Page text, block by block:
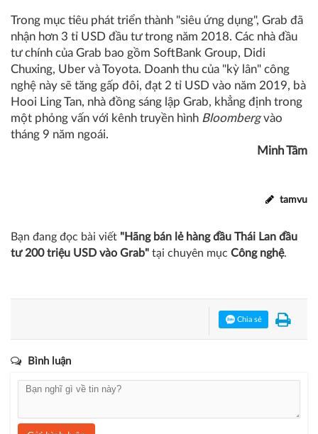
Trong mục tiêu phát triển thành "siêu ứng dụng", Grab đã
nhận hơn 3 tỉ USD đầu tư trong năm 2018. Các nhà đầu
tư chính của Grab bao gồm SoftBank Group, Didi
Chuxing, Uber và Toyota. Doanh thu của "kỳ lân" công
nghệ này sẽ tăng gấp đôi, đạt 2 tỉ USD vào năm 2019, bà
Hooi Ling Tan, nhà đồng sáng lập Grab, khẳng định trong
một phỏng vấn với kênh truyền hình Bloombergvào
tháng 9 năm ngoái.
Minh Tâm
tamvu
Bạn đang đọc bài viết "Hãng bán lẻ hàng đầu Thái Lan đầu
tư 200 triệu USD vào Grab" tại chuyên mục Công nghệ.
Chia sẻ
Bình luận